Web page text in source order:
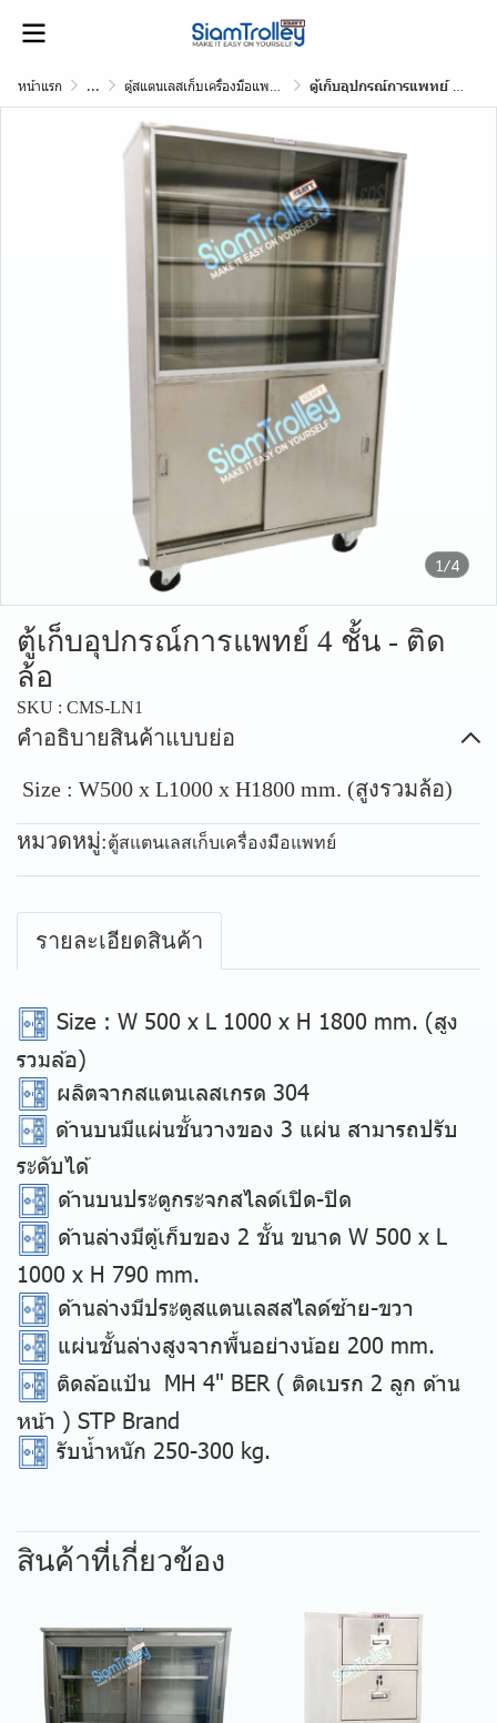
หน้าแรก ... ตู้สแตนเลสเก็บเครื่องมือแพทย์ ตู้เก็บอุปกรณ์การแพทย์ 4 ชั้น - ติดล้อ
1/4
ตู้เก็บอุปกรณ์การแพทย์ 4 ชั้น - ติด
ล้อ
SKU : CMS-LN1
คำอธิบายสินค้าแบบย่อ
Size : W500 x L1000 x H1800 mm. (สูงรวมล้อ)
หมวดหมู่:ตู้สแตนเลสเก็บเครื่องมือแพทย์
รายละเอียดสินค้า
Size : W 500 x L 1000 x H 1800 mm. (สูง
รวมล้อ)
ผลิตจากสแตนเลสเกรด 304
ด้านบนมีแผ่นชั้นวางของ 3 แผ่น สามารถปรับ
ระดับได้
ด้านบนประตูกระจกสไลด์เปิด-ปิด
ด้านล่างมีตู้เก็บของ 2 ชั้น ขนาด W 500 x L
1000 x H 790 mm.
ด้านล่างมีประตูสแตนเลสสไลด์ซ้าย-ขวา
แผ่นชั้นล่างสูงจากพื้นอย่างน้อย 200 mm.
ติดล้อแป้น MH 4" BER ( ติดเบรก 2 ลูก ด้าน
หน้า ) STP Brand
รับน้ำหนัก 250-300 kg.
สินค้าที่เกี่ยวข้อง